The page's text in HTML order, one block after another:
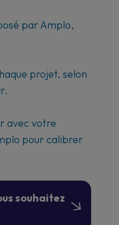
par Amplo,
projet, selon
avec votre
pour calibrer
souhaitez